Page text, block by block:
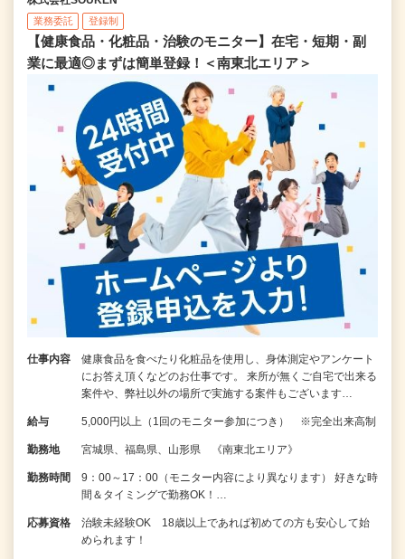
業務委託 登録制
【健康食品・化粧品・治験のモニター】在宅・短期・副
業に最適◎まずは簡単登録！＜南東北エリア＞
仕事内容
健康食品を食べたり化粧品を使用し、身体測定やアンケート
にお答え頂くなどのお仕事です。 来所が無くご自宅で出来る
案件や、弊社以外の場所で実施する案件もございます…
給与 5,000円以上（1回のモニター参加につき） ※完全出来高制
勤務地 宮城県、福島県、山形県 《南東北エリア》
勤務時間
9：00～17：00（モニター内容により異なります） 好きな時
間＆タイミングで勤務OK！…
応募資格
治験未経験OK 18歳以上であれば初めての方も安心して始
められます！